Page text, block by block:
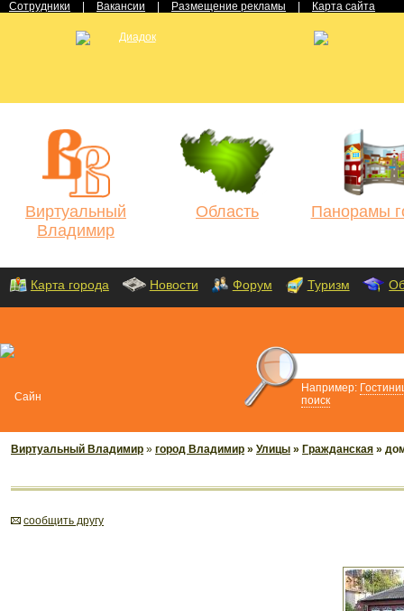
Сотрудники Вакансии Размещение рекламы Карта сайта
Виртуальный
Владимир
Область Панорамы
Карта города Новости Форум Туризм
Например:
поиск
Виртуальный Владимир » город Владимир » Улицы » Гражданская »
cообщить другу